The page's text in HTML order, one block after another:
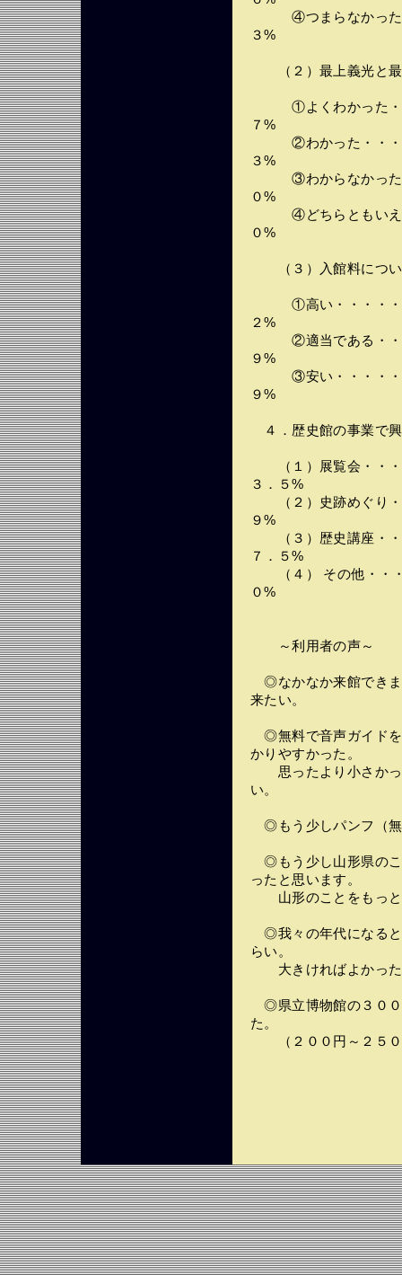
④つまらなかった・
３%
（２）最上義光と最
①よくわかった・・
７%
②わかった・・・・
３%
③わからなかった・
０%
④どちらともいえな
０%
（３）入館料につ
①高い・・・・・・
２%
②適当である・・・
９%
③安い・・・・・・
９%
４．歴史館の事業で
（１）展覧会・・・
３．５%
（２）史跡めぐり・
９%
（３）歴史講座・・
７．５%
（４） その他・・・
０%
～利用者の声～
◎なかなか来館できま
来たい。
◎無料で音声ガイドを
かりやすかった。
思ったより小さかっ
い。
◎もう少しパンフ（無
◎もう少し山形県のこ
ったと思います。
山形のことをもっと
◎我々の年代になると
らい。
大きければよかっ
◎県立博物館の３００
た。
（２００円～２５０